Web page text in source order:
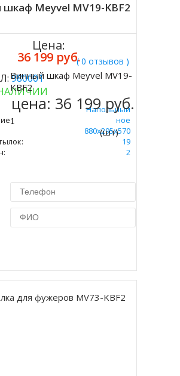
Meyvel MV19-KBF2
( 0 отзывов )
980001
Напольный
Компрессорное
880х295х570
19
2
Цена:
36 199 руб.
Винный шкаф Meyvel MV19-
KBF2
цена: 36 199 руб.
(шт)